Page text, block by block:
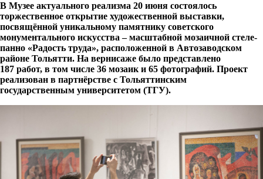
В Музее актуального реализма 20 июня состоялось
торжественное открытие художественной выставки,
посвящённой уникальному памятнику советского
монументального искусства – масштабной мозаичной стеле-
панно «Радость труда», расположенной в Автозаводском
районе Тольятти. На вернисаже было представлено
187 работ, в том числе 36 мозаик и 65 фотографий. Проект
реализован в партнёрстве с Тольяттинским
государственным университетом (ТГУ).